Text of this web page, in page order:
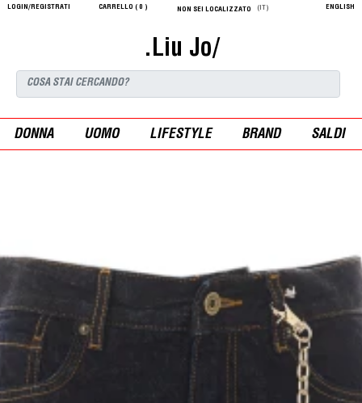
LOGIN/REGISTRATI CARRELLO ( 0 ) NON SEI LOCALIZZATO (IT) ENGLISH
.Liu Jo/
DONNA UOMO LIFESTYLE BRAND SALDI